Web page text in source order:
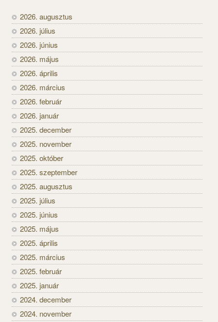
2026. augusztus
2026. július
2026. június
2026. május
2026. április
2026. március
2026. február
2026. január
2025. december
2025. november
2025. október
2025. szeptember
2025. augusztus
2025. július
2025. június
2025. május
2025. április
2025. március
2025. február
2025. január
2024. december
2024. november